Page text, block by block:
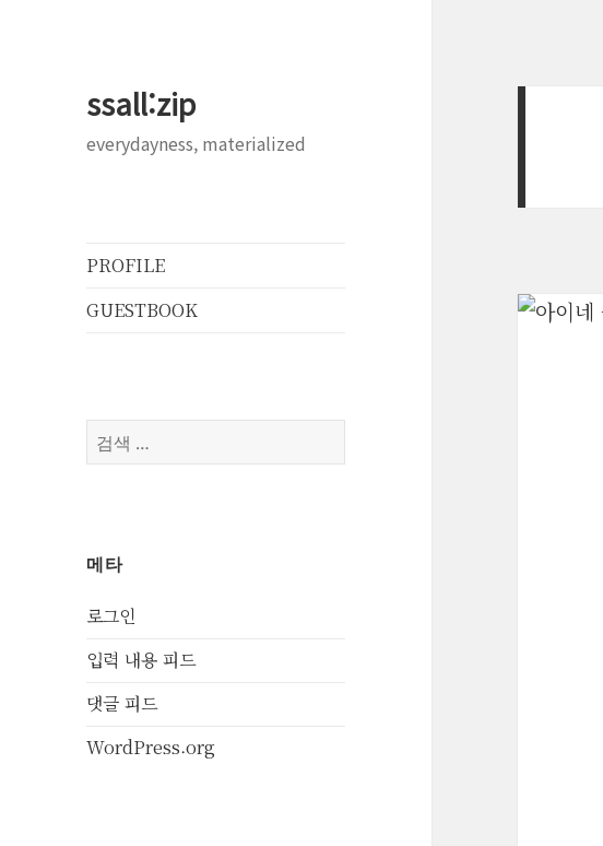
ssall:zip
everydayness, materialized
PROFILE
GUESTBOOK
검
색:
메타
로그인
입력 내용 피드
댓글 피드
WordPress.org